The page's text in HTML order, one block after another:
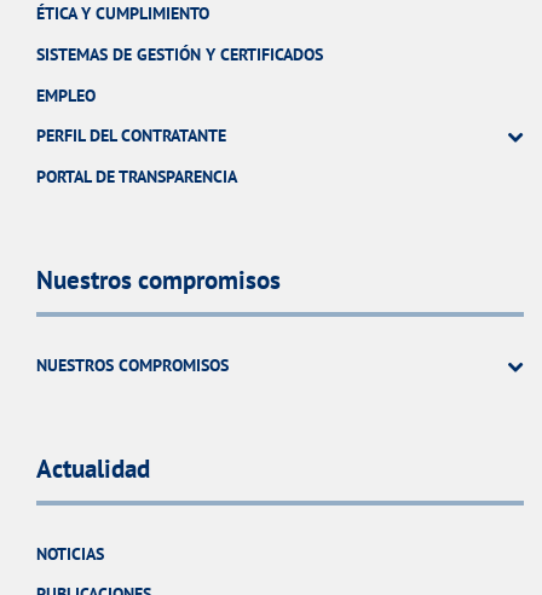
ÉTICA Y CUMPLIMIENTO
SISTEMAS DE GESTIÓN Y CERTIFICADOS
EMPLEO
PERFIL DEL CONTRATANTE
PORTAL DE TRANSPARENCIA
Nuestros compromisos
NUESTROS COMPROMISOS
Actualidad
NOTICIAS